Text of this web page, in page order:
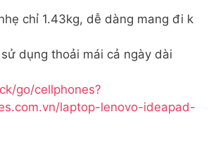
chỉ 1.43kg, dễ dàng mang đi k
dụng thoải mái cả ngày dài
go/cellphones?
laptop-lenovo-ideapad-